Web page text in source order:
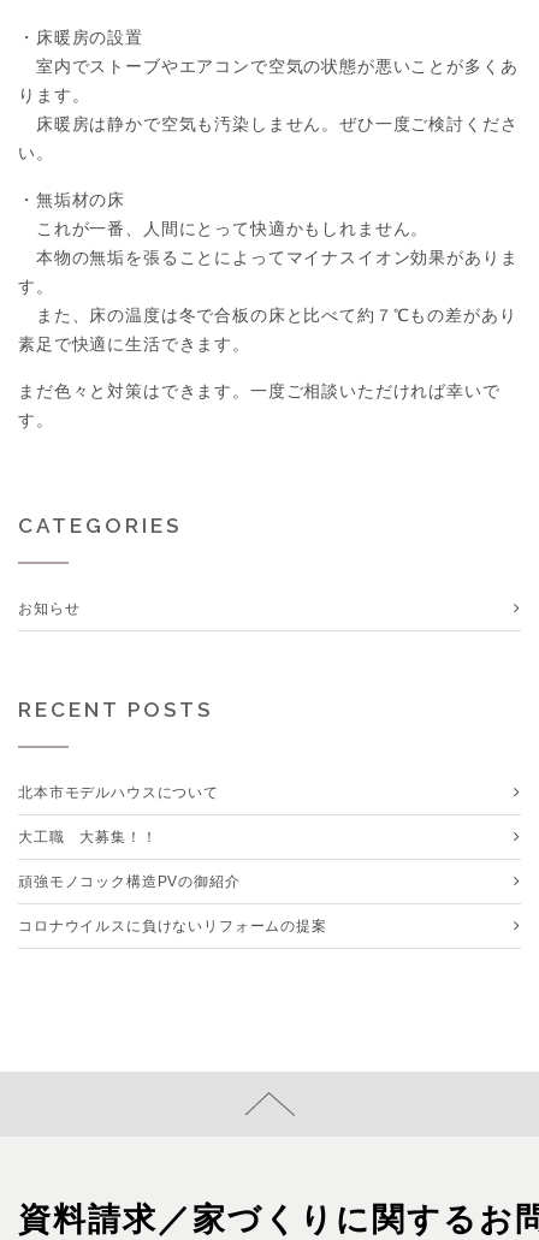
・床暖房の設置
室内でストーブやエアコンで空気の状態が悪いことが多くあ
ります。
床暖房は静かで空気も汚染しません。ぜひ一度ご検討くださ
い。
・無垢材の床
これが一番、人間にとって快適かもしれません。
本物の無垢を張ることによってマイナスイオン効果がありま
す。
また、床の温度は冬で合板の床と比べて約７℃もの差があり
素足で快適に生活できます。
まだ色々と対策はできます。一度ご相談いただければ幸いで
す。
CATEGORIES
お知らせ
RECENT POSTS
北本市モデルハウスについて
大工職 大募集！！
頑強モノコック構造PVの御紹介
コロナウイルスに負けないリフォームの提案
資料請求／家づくりに関するお